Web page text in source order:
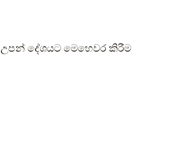
උපන් දේශයට මෙහෙවර කිරීම